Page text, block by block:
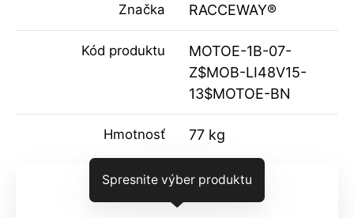
Značka RACCEWAY®
Kód produktu
MOTOE-1B-07-
Z$MOB-LI48V15-
13$MOTOE-BN
Hmotnosť 77 kg
Spresnite výber produktu